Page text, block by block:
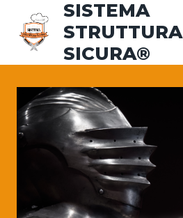
contenuto
SISTEMA
STRUTTURA
SICURA®